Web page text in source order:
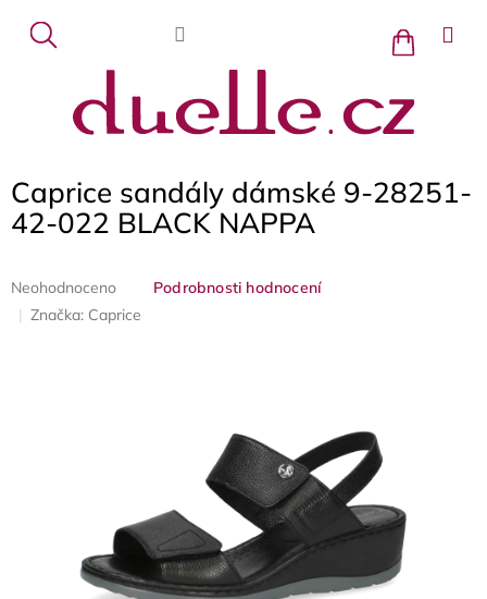
obsah
Nákupní
košík
Caprice sandály dámské 9-28251-
42-022 BLACK NAPPA
Průměrné
produktu
Neohodnoceno
Podrobnosti hodnocení
Značka: Caprice